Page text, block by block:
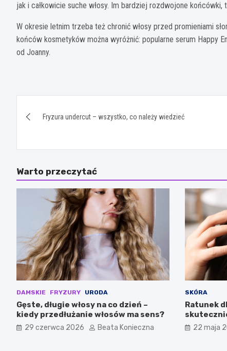
jak i całkowicie suche włosy. Im bardziej rozdwojone
W okresie letnim trzeba też chronić włosy przed promieniami
końców kosmetyków można wyróżnić: popularne serum Happy
od Joanny.
wpisuFryzura undercut – wszystko, co należy wiedzieć
Warto przeczytać
DAMSKIE FRYZURY URODA
Gęste, długie włosy na co dzień –
kiedy przedłużanie włosów ma sens?
29 czerwca 2026 Beata Konieczna
SKÓRA
Ratunek
22 maja